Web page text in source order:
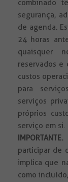
combinado
segurança,
de agenda.
24 horas
quaisquer
reservados e
custos
para
serviços
próprios
serviço em si.
IMPORTANTE.
participar de
implica que
como